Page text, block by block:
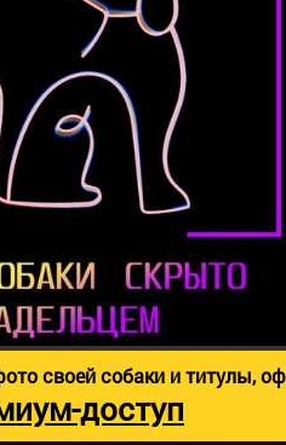
своей собаки и титулы,
доступ